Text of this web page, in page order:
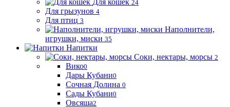
Для кошек 24
Для грызунов 4
Для птиц 3
Наполнители,
игрушки, миски 35
Напитки
Соки, нектары, морсы 2
Вико0
Дары Кубани0
Сочная Долина 0
Сады Кубани0
Овсяша2